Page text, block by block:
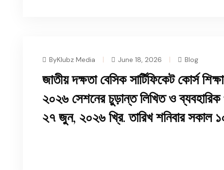
ByKlubz Media June 18, 2026 Blog
জাতীয় দক্ষতা বেসিক সার্টিফিকেট কোর্স
২০২৬ সেশনের চুড়ান্ত লিখিত ও ব্যবহারিক
২৭ জুন, ২০২৬ খ্রি. তারিখ শনিবার সকাল